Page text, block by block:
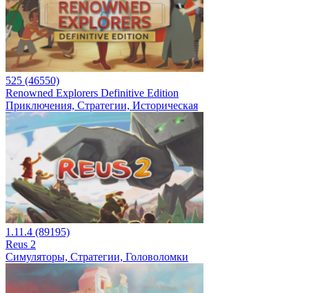
525 (46550)
Renowned Explorers Definitive Edition
Приключения, Стратегии, Историческая
1.11.4 (89195)
Reus 2
Симуляторы, Стратегии, Головоломки